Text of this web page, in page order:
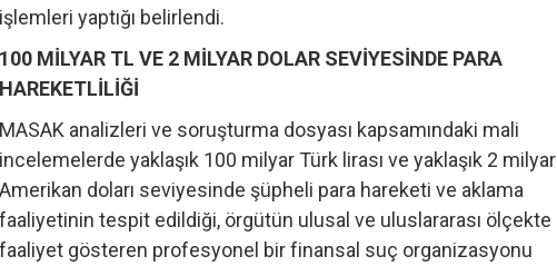
işlemleri yaptığı belirlendi.
100 MİLYAR TL VE 2 MİLYAR DOLAR SEVİYESİNDE PARA
HAREKETLİLİĞİ
MASAK analizleri ve soruşturma dosyası kapsamındaki mali
incelemelerde yaklaşık 100 milyar Türk lirası ve yaklaşık 2 milyar
Amerikan doları seviyesinde şüpheli para hareketi ve aklama
faaliyetinin tespit edildiği, örgütün ulusal ve uluslararası ölçekte
faaliyet gösteren profesyonel bir finansal suç organizasyonu